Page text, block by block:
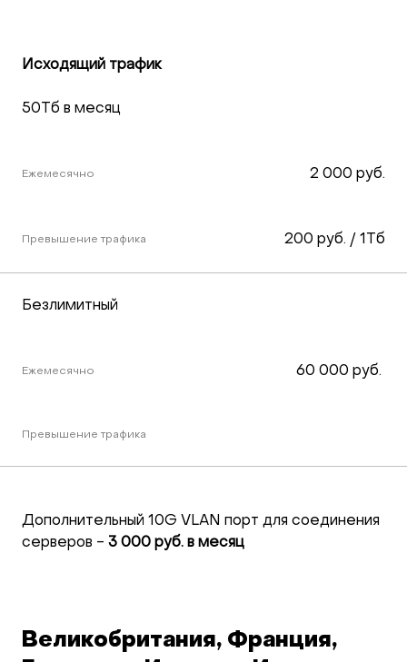
Исходящий трафик
50Тб в месяц
Ежемесячно 2 000 руб.
Превышение трафика 200 руб. / 1Тб
Безлимитный
Ежемесячно 60 000 руб.
Превышение трафика
Дополнительный 10G VLAN порт для соединения
серверов - 3 000 руб. в месяц
Великобритания, Франция,